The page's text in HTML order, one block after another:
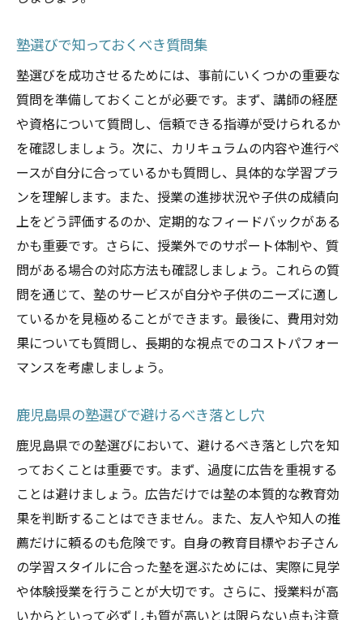
塾選びで知っておくべき質問集
塾選びを成功させるためには、事前にいくつかの重要な
質問を準備しておくことが必要です。まず、講師の経歴
や資格について質問し、信頼できる指導が受けられるか
を確認しましょう。次に、カリキュラムの内容や進行ペ
ースが自分に合っているかも質問し、具体的な学習プラ
ンを理解します。また、授業の進捗状況や子供の成績向
上をどう評価するのか、定期的なフィードバックがある
かも重要です。さらに、授業外でのサポート体制や、質
問がある場合の対応方法も確認しましょう。これらの質
問を通じて、塾のサービスが自分や子供のニーズに適し
ているかを見極めることができます。最後に、費用対効
果についても質問し、長期的な視点でのコストパフォー
マンスを考慮しましょう。
鹿児島県の塾選びで避けるべき落とし穴
鹿児島県での塾選びにおいて、避けるべき落とし穴を知
っておくことは重要です。まず、過度に広告を重視する
ことは避けましょう。広告だけでは塾の本質的な教育効
果を判断することはできません。また、友人や知人の推
薦だけに頼るのも危険です。自身の教育目標やお子さん
の学習スタイルに合った塾を選ぶためには、実際に見学
や体験授業を行うことが大切です。さらに、授業料が高